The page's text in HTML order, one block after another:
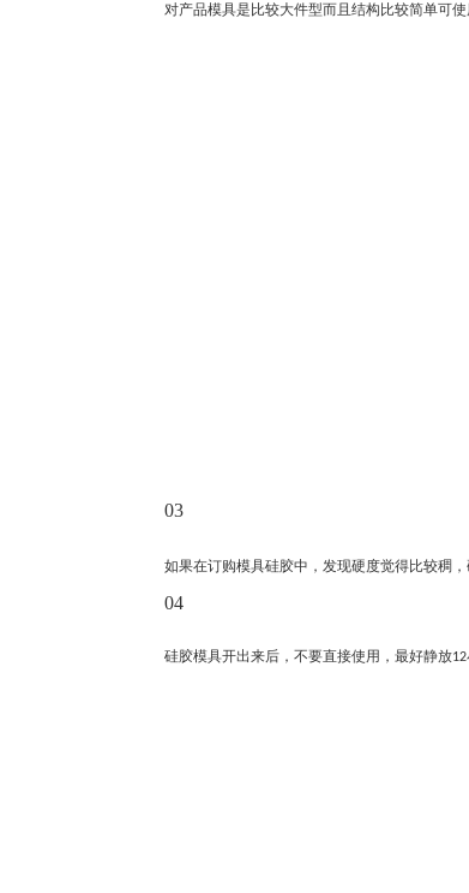
对产品模具是比较大件型而且结构比较简单可
03
如果在订购模具硅胶中，发现硬度觉得比较稠
04
硅胶模具开出来后，不要直接使用，最好静放12